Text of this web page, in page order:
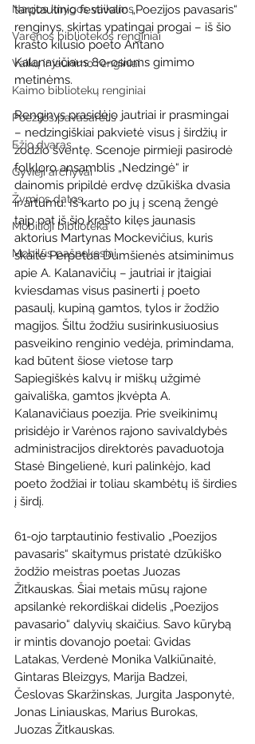
Naujos knygos vaikams
Varėnos bibliotekos renginiai
Vaikų ir jaunimo renginiai
Kaimo bibliotekų renginiai
Poezijos pavasarėlis
Ežio dvaras
Gyvieji archyvai
Žymios datos
Mobilioji biblioteka
Mobilūs pašnekesiai
tarptautinio festivalio „Poezijos pavasaris“
renginys, skirtas ypatingai progai – iš šio
krašto kilusio poeto Antano
Kalanavičiaus 80-osioms gimimo
metinėms.
Renginys prasidėjo jautriai ir prasmingai
– nedzingiškiai pakvietė visus į širdžių ir
žodžio šventę. Scenoje pirmieji pasirodė
folkloro ansamblis „Nedzingė“ ir
dainomis pripildė erdvę dzūkiška dvasia
ir artumu. Iš karto po jų į sceną žengė
taip pat iš šio krašto kilęs jaunasis
aktorius Martynas Mockevičius, kuris
skaitė Perpetua Dumšienės atsiminimus
apie A. Kalanavičių – jautriai ir įtaigiai
kviesdamas visus pasinerti į poeto
pasaulį, kupiną gamtos, tylos ir žodžio
magijos. Šiltu žodžiu susirinkusiuosius
pasveikino renginio vedėja, primindama,
kad būtent šiose vietose tarp
Sapiegiškės kalvų ir miškų užgimė
gaivališka, gamtos įkvėpta A.
Kalanavičiaus poezija. Prie sveikinimų
prisidėjo ir Varėnos rajono savivaldybės
administracijos direktorės pavaduotoja
Stasė Bingelienė, kuri palinkėjo, kad
poeto žodžiai ir toliau skambėtų iš širdies
į širdį.
61-ojo tarptautinio festivalio „Poezijos
pavasaris“ skaitymus pristatė dzūkiško
žodžio meistras poetas Juozas
Žitkauskas. Šiai metais mūsų rajone
apsilankė rekordiškai didelis „Poezijos
pavasario“ dalyvių skaičius. Savo kūrybą
ir mintis dovanojo poetai: Gvidas
Latakas, Verdenė Monika Valkiūnaitė,
Gintaras Bleizgys, Marija Badzei,
Česlovas Skaržinskas, Jurgita Jasponytė,
Jonas Liniauskas, Marius Burokas,
Juozas Žitkauskas.